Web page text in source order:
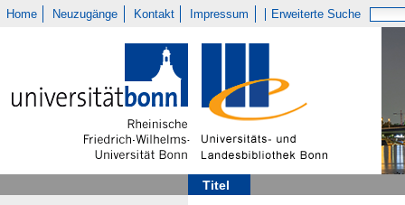
Home Neuzugänge Kontakt Impressum Erweiterte Suche
Titel